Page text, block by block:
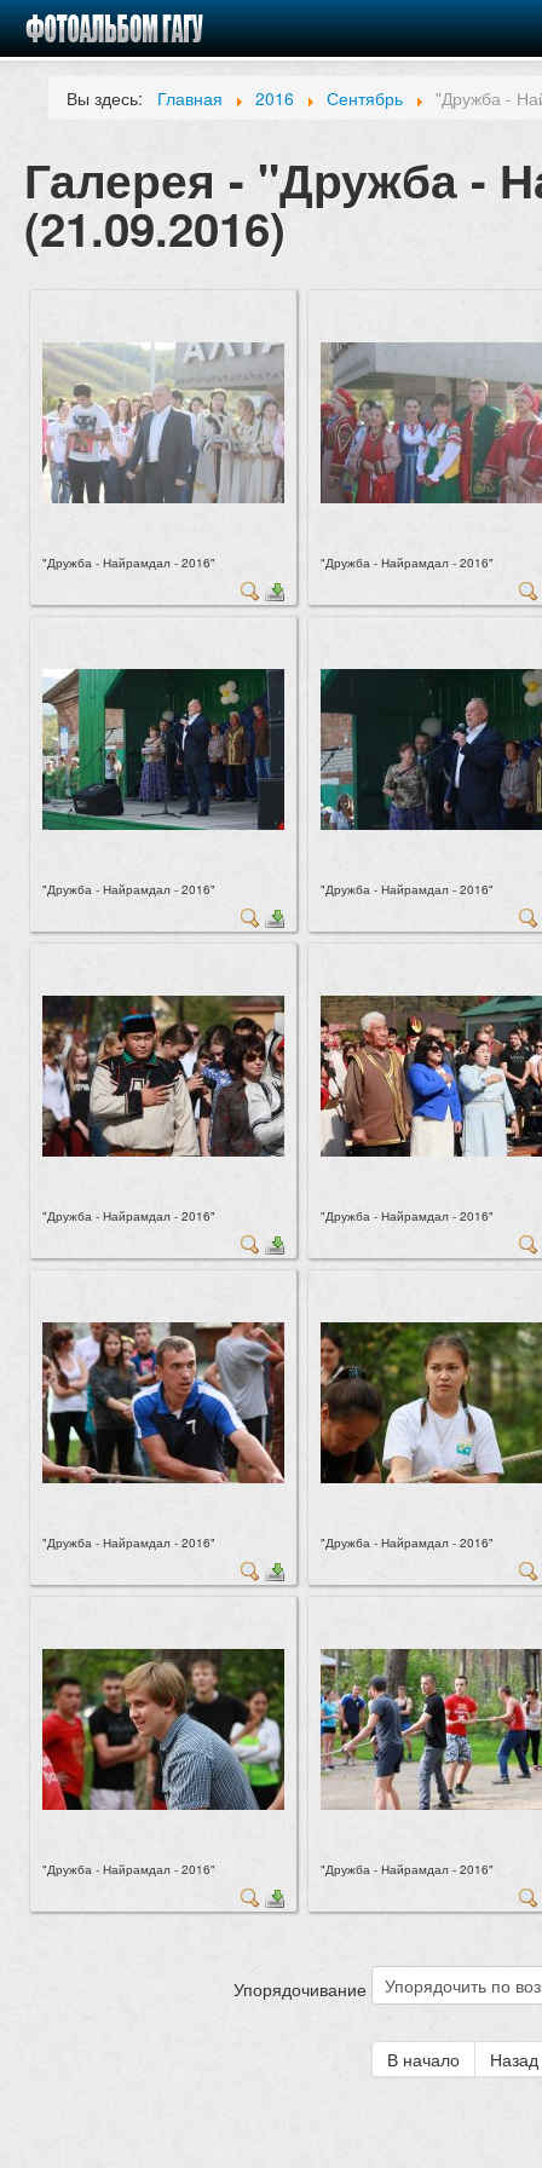
Вы здесь: Главная 2016 Сентябрь "Дружба -
Галерея - "Дружба -
(21.09.2016)
"Дружба - Найрамдал - 2016" "Дружба - Найрамдал - 2016"
"Дружба - Найрамдал - 2016" "Дружба - Найрамдал - 2016"
"Дружба - Найрамдал - 2016" "Дружба - Найрамдал - 2016"
"Дружба - Найрамдал - 2016" "Дружба - Найрамдал - 2016"
"Дружба - Найрамдал - 2016" "Дружба - Найрамдал - 2016"
Упорядочивание
В начало Назад